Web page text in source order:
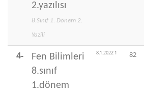
2.yazılısı
8.Sınıf 1. Dönem 2.
Yazili
4-
Fen Bilimleri
8.sınıf
1.dönem
8.1.2022 1 82